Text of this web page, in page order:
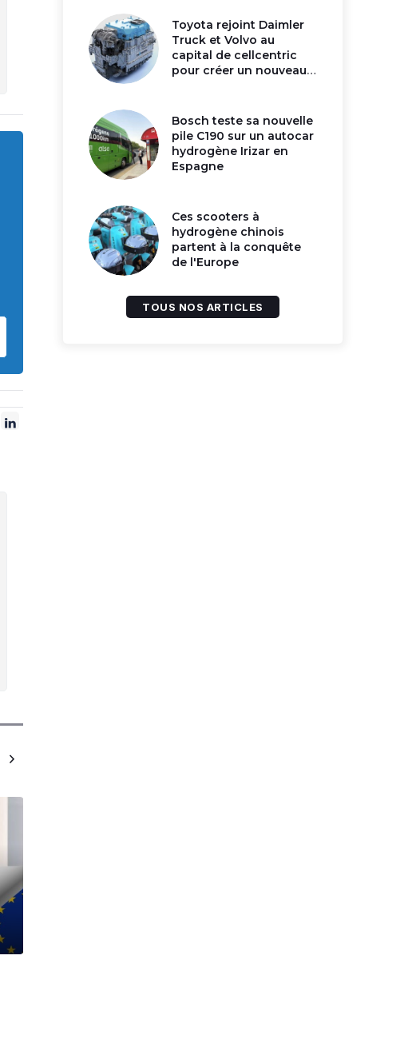
Toyota rejoint Daimler
Truck et Volvo au
capital de cellcentric
pour créer un nouveau
Bosch teste sa nouvelle
pile C190 sur un autocar
hydrogène Irizar en
Espagne
Ces scooters à
hydrogène chinois
partent à la conquête
de l'Europe
TOUS NOS ARTICLES